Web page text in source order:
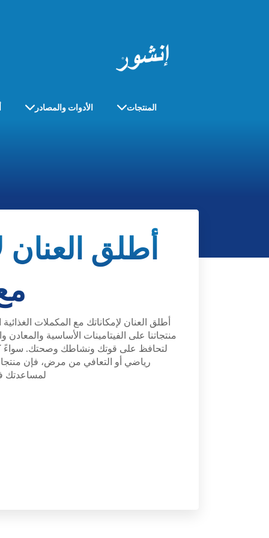
المنتجات الأدوات والمصادر
أطلق العنان
أطلق العنان لإمكاناتك مع المكملات
منتجاتنا على الفيتامينات الأساسية
لتحافظ على قوتك ونشاطك وصحتك. سواءً
رياضي أو التعافي من مرض، فإن
لمساعدتك